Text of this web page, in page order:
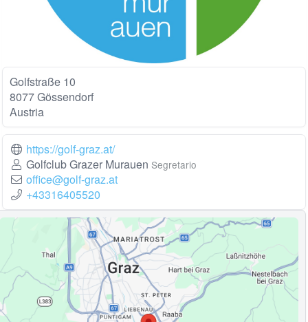
Golfstraße 10
8077 Gössendorf
Austria
https://golf-graz.at/
Golfclub Grazer Murauen Segretario
office@golf-graz.at
+43316405520